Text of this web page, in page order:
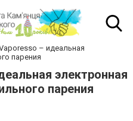
– идеальная
парения
электронная
парения